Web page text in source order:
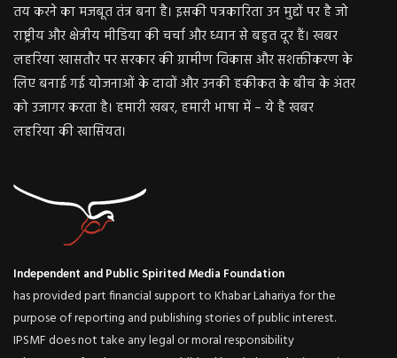
तय करने का मजबूत तंत्र बना है। इसकी पत्रकारिता उन मुद्दों पर है जो
राष्ट्रीय और क्षेत्रीय मीडिया की चर्चा और ध्यान से बहुत दूर हैं। खबर
लहरिया खासतौर पर सरकार की ग्रामीण विकास और सशक्तीकरण के
लिए बनाई गई योजनाओं के दावों और उनकी हकीकत के बीच के अंतर
को उजागर करता है। हमारी खबर, हमारी भाषा में – ये है खबर
लहरिया की खासियत।
Independent and Public Spirited Media Foundation
has provided part financial support to Khabar Lahariya for the
purpose of reporting and publishing stories of public interest.
IPSMF does not take any legal or moral responsibility